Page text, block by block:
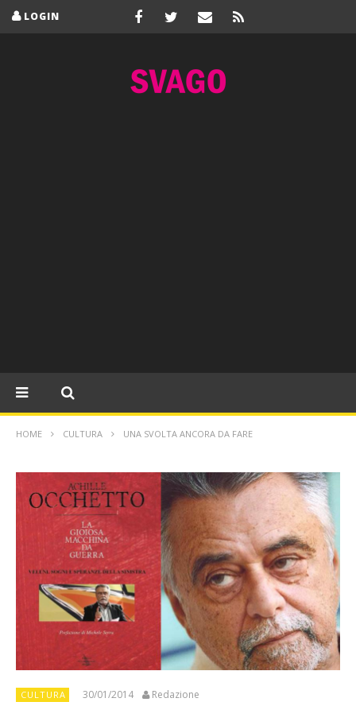
LOGIN
HOME CULTURA UNA SVOLTA ANCORA DA FARE
CULTURA 30/01/2014 Redazione